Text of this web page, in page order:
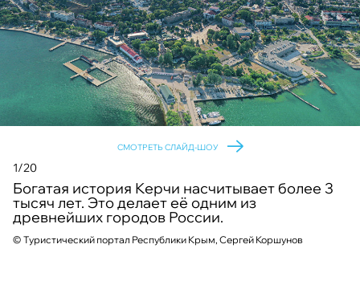
СМОТРЕТЬ СЛАЙД-ШОУ
1/20
Богатая история Керчи насчитывает более 3
тысяч лет. Это делает её одним из
древнейших городов России.
© Туристический портал Республики Крым, Сергей Коршунов
©
©
©
©
©
©
©
©